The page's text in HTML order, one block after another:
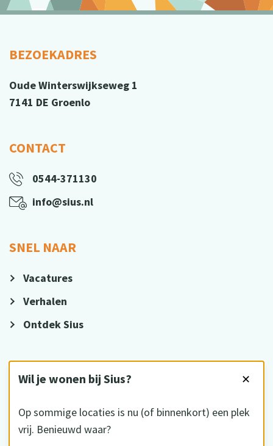
Wil je wonen bij Sius? ✕
Op sommige locaties is nu (of binnenkort) een plek
vrij. Benieuwd waar?
BEZOEKADRES
Oude Winterswijkseweg 1
7141 DE Groenlo
CONTACT
0544-371130
info@sius.nl
SNEL NAAR
Vacatures
Verhalen
Ontdek Sius